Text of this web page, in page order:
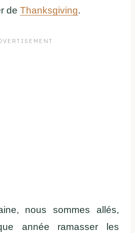
de Thanksgiving.
nous sommes allés,
année ramasser les